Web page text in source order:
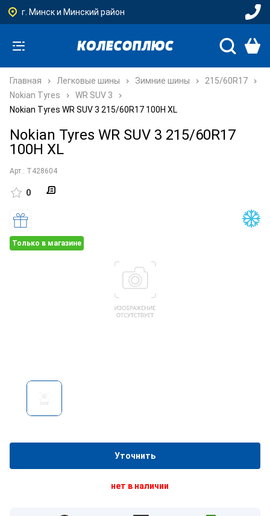
г. Минск и Минский район
Главная Легковые шины Зимние шины
215/60R17
Nokian Tyres
WR SUV 3
Nokian Tyres WR SUV 3 215/60R17 100H XL
Nokian Tyres WR SUV 3 215/60R17
100H XL
Арт.: T428604
0
Только в магазине
Уточнить
нет в наличии